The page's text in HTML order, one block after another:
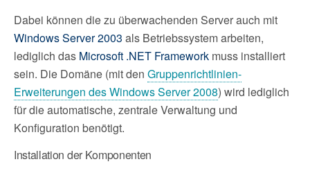
Dabei können die zu überwachenden Server auch mit
Windows Server 2003 als Betriebssystem arbeiten,
lediglich das Microsoft .NET Framework muss installiert
sein. Die Domäne (mit den Gruppenrichtlinien-
Erweiterungen des Windows Server 2008) wird lediglich
für die automatische, zentrale Verwaltung und
Konfiguration benötigt.
Installation der Komponenten